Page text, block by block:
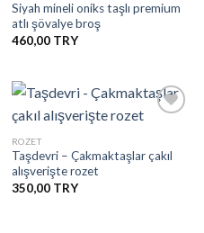
İstek
Siyah mineli oniks taşlı premium
atlı şövalye broş
460,00
İstek
ROZET
Taşdevri – Çakmaktaşlar çakıl
alışverişte rozet
350,00